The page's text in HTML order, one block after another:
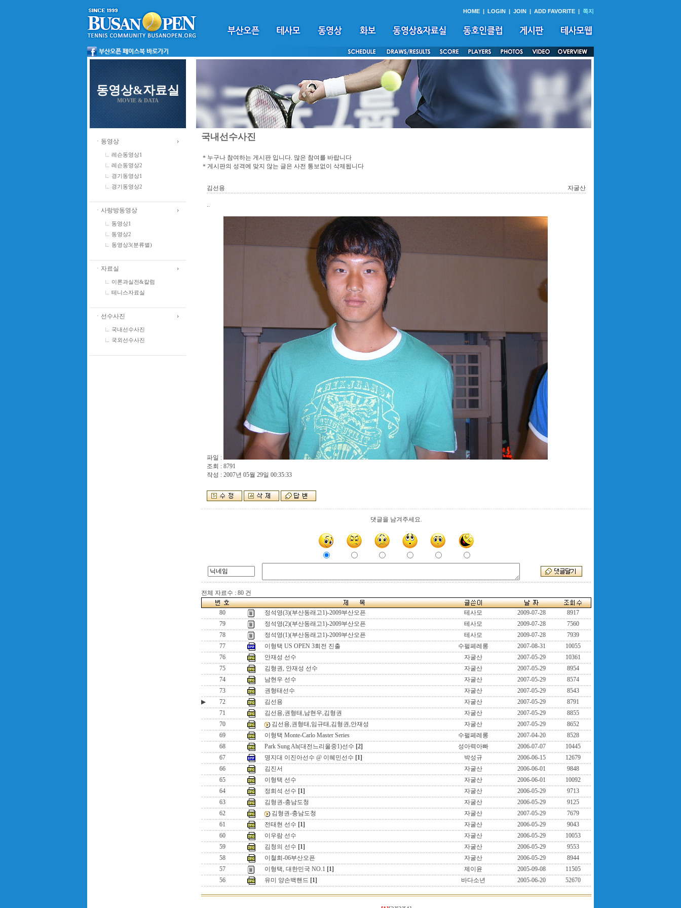
HOME | LOGIN | JOIN | ADD FAVORITE | 쪽지
동영상&자료실
MOVIE & DATA
ㆍ동영상
레슨동영상1
레슨동영상2
경기동영상1
경기동영상2
ㆍ사랑방동영상
동영상1
동영상2
동영상3(분류별)
ㆍ자료실
이론과실전&칼럼
테니스자료실
ㆍ선수사진
국내선수사진
국외선수사진
국내선수사진
＊누구나 참여하는 게시판 입니다. 많은 참여를 바랍니다
＊게시판의 성격에 맞지 않는 글은 사전 통보없이 삭제됩니다
김선용 자굴산
..
파일 :
조회 : 8791
작성 : 2007년 05월 29일 00:35:33
댓글을 남겨주세요.
전체 자료수 : 80 건
80 정석영(3)(부산동래고1)-2009부산오픈 테사모 2009-07-28
8917
79
정석영(2)(부산동래고1)-2009부산오픈 테사모 2009-07-28
7560
78
정석영(1)(부산동래고1)-2009부산오픈 테사모 2009-07-28
7939
77
이형택 US OPEN 3회전 진출 수펄페레롱 2007-08-31
10055
76
안재성 선수 자굴산 2007-05-29
10361
75
김형권, 안재성 선수 자굴산 2007-05-29
8954
74
남현우 선수 자굴산 2007-05-29
8574
73
권형태선수 자굴산 2007-05-29
8543
▶
72 김선용 자굴산 2007-05-29
8791
71
김선용,권형태,남현우,김형권 자굴산 2007-05-29
8855
70
김선용,권형태,임규태,김형권,안재성 자굴산 2007-05-29
8652
69
이형택 Monte-Carlo Master Series 수펄페레롱 2007-04-20
8528
68
Park Sung Ah(대전느리울중1)선수 [2] 성아력아빠 2006-07-07
10445
67
명지대 이진아선수 @ 이혜민선수 [1] 박성규 2006-06-15
12679
66
김진서 자굴산 2006-06-01
9848
65
이형택 선수 자굴산 2006-06-01
10092
64
정희석 선수 [1] 자굴산 2006-05-29
9713
63
김형권-충남도청 자굴산 2006-05-29
9125
62
김형권-충남도청 자굴산 2007-05-29
7679
61
전태현 선수 [1] 자굴산 2006-05-29
9043
60
이우람 선수 자굴산 2006-05-29
10053
59
김청의 선수 [1] 자굴산 2006-05-29
9553
58
이철희-06부산오픈 자굴산 2006-05-29
8944
57
이형택, 대한민국 NO.1 [1] 제이윤 2005-09-08
11505
56
유미 양손백핸드 [1] 바다소년 2005-06-20 52670